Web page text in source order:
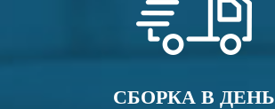
СБОРКА В ДЕНЬ